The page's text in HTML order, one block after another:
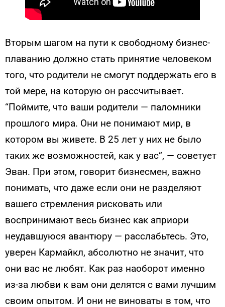
Вторым шагом на пути к свободному бизнес-
плаванию должно стать принятие человеком
того, что родители не смогут поддержать его в
той мере, на которую он рассчитывает.
“Поймите, что ваши родители — паломники
прошлого мира. Они не понимают мир, в
котором вы живете. В 25 лет у них не было
таких же возможностей, как у вас”, — советует
Эван. При этом, говорит бизнесмен, важно
понимать, что даже если они не разделяют
вашего стремления рисковать или
воспринимают весь бизнес как априори
неудавшуюся авантюру — расслабьтесь. Это,
уверен Кармайкл, абсолютно не значит, что
они вас не любят. Как раз наоборот именно
из-за любви к вам они делятся с вами лучшим
своим опытом. И они не виноваты в том, что